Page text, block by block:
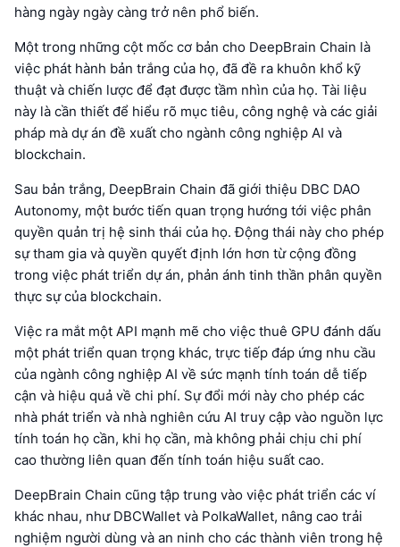
hàng ngày ngày càng trở nên phổ biến.
Một trong những cột mốc cơ bản cho DeepBrain Chain là
việc phát hành bản trắng của họ, đã đề ra khuôn khổ kỹ
thuật và chiến lược để đạt được tầm nhìn của họ. Tài liệu
này là cần thiết để hiểu rõ mục tiêu, công nghệ và các giải
pháp mà dự án đề xuất cho ngành công nghiệp AI và
blockchain.
Sau bản trắng, DeepBrain Chain đã giới thiệu DBC DAO
Autonomy, một bước tiến quan trọng hướng tới việc phân
quyền quản trị hệ sinh thái của họ. Động thái này cho phép
sự tham gia và quyền quyết định lớn hơn từ cộng đồng
trong việc phát triển dự án, phản ánh tinh thần phân quyền
thực sự của blockchain.
Việc ra mắt một API mạnh mẽ cho việc thuê GPU đánh dấu
một phát triển quan trọng khác, trực tiếp đáp ứng nhu cầu
của ngành công nghiệp AI về sức mạnh tính toán dễ tiếp
cận và hiệu quả về chi phí. Sự đổi mới này cho phép các
nhà phát triển và nhà nghiên cứu AI truy cập vào nguồn lực
tính toán họ cần, khi họ cần, mà không phải chịu chi phí
cao thường liên quan đến tính toán hiệu suất cao.
DeepBrain Chain cũng tập trung vào việc phát triển các ví
khác nhau, như DBCWallet và PolkaWallet, nâng cao trải
nghiệm người dùng và an ninh cho các thành viên trong hệ